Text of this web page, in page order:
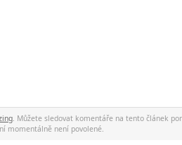
. Můžete sledovat komentáře na tento článek
momentálně není povolené.